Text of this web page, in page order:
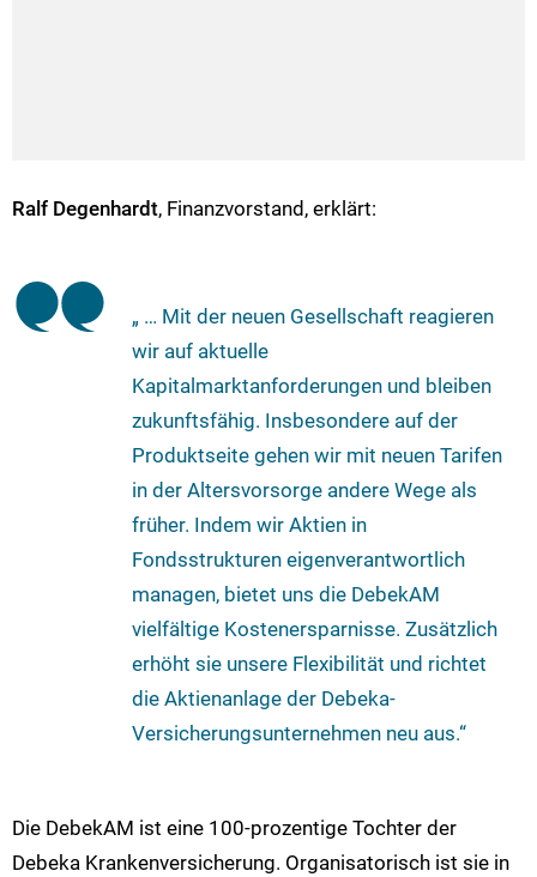
Ralf Degenhardt, Finanzvorstand, erklärt:
„ … Mit der neuen Gesellschaft reagieren
wir auf aktuelle
Kapitalmarktanforderungen und bleiben
zukunftsfähig. Insbesondere auf der
Produktseite gehen wir mit neuen Tarifen
in der Altersvorsorge andere Wege als
früher. Indem wir Aktien in
Fondsstrukturen eigenverantwortlich
managen, bietet uns die DebekAM
vielfältige Kostenersparnisse. Zusätzlich
erhöht sie unsere Flexibilität und richtet
die Aktienanlage der Debeka-
Versicherungsunternehmen neu aus.“
Die DebekAM ist eine 100-prozentige Tochter der
Debeka Krankenversicherung. Organisatorisch ist sie in